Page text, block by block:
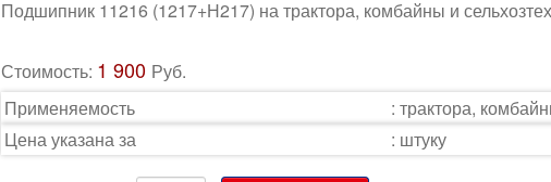
Подшипник 11216 (1217+Н217) на трактора, комбайны и
Стоимость: 1 900 Руб.
Применяемость
:трактора,
Цена указана за
: штуку